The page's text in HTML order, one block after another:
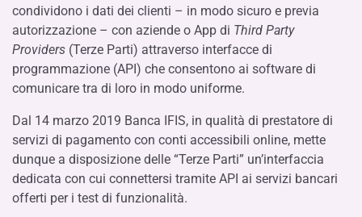
condividono i dati dei clienti – in modo sicuro e previa
autorizzazione – con aziende o App di Third Party
Providers (Terze Parti) attraverso interfacce di
programmazione (API) che consentono ai software di
comunicare tra di loro in modo uniforme.
Dal 14 marzo 2019 Banca IFIS, in qualità di prestatore di
servizi di pagamento con conti accessibili online, mette
dunque a disposizione delle “Terze Parti” un’interfaccia
dedicata con cui connettersi tramite API ai servizi bancari
offerti per i test di funzionalità.